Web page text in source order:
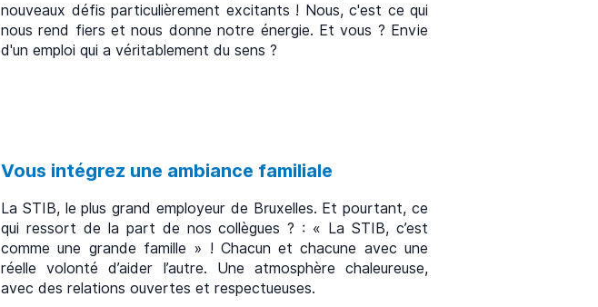
nouveaux défis particulièrement excitants ! Nous, c'est ce qui
nous rend fiers et nous donne notre énergie. Et vous ? Envie
d'un emploi qui a véritablement du sens ?
Vous intégrez une ambiance familiale
La STIB, le plus grand employeur de Bruxelles. Et pourtant, ce
qui ressort de la part de nos collègues ? : « La STIB, c’est
comme une grande famille » ! Chacun et chacune avec une
réelle volonté d’aider l’autre. Une atmosphère chaleureuse,
avec des relations ouvertes et respectueuses.